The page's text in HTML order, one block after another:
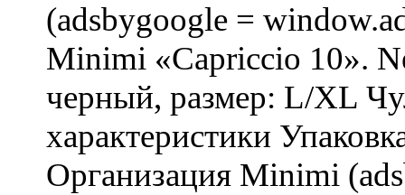
(adsbygoogle =
Minimi «Capriccio 10».
черный, размер: L/XL
характеристики
Организация Minimi